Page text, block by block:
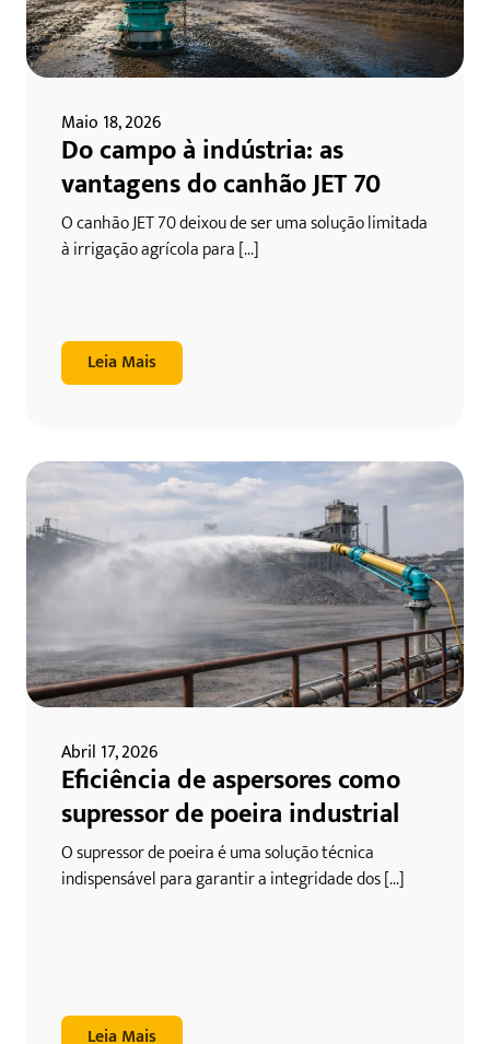
Maio 18, 2026
Do campo à indústria: as
vantagens do canhão JET 70
O canhão JET 70 deixou de ser uma solução limitada
à irrigação agrícola para [...]
Leia Mais
Abril 17, 2026
Eficiência de aspersores como
supressor de poeira industrial
O supressor de poeira é uma solução técnica
indispensável para garantir a integridade dos [...]
Leia Mais